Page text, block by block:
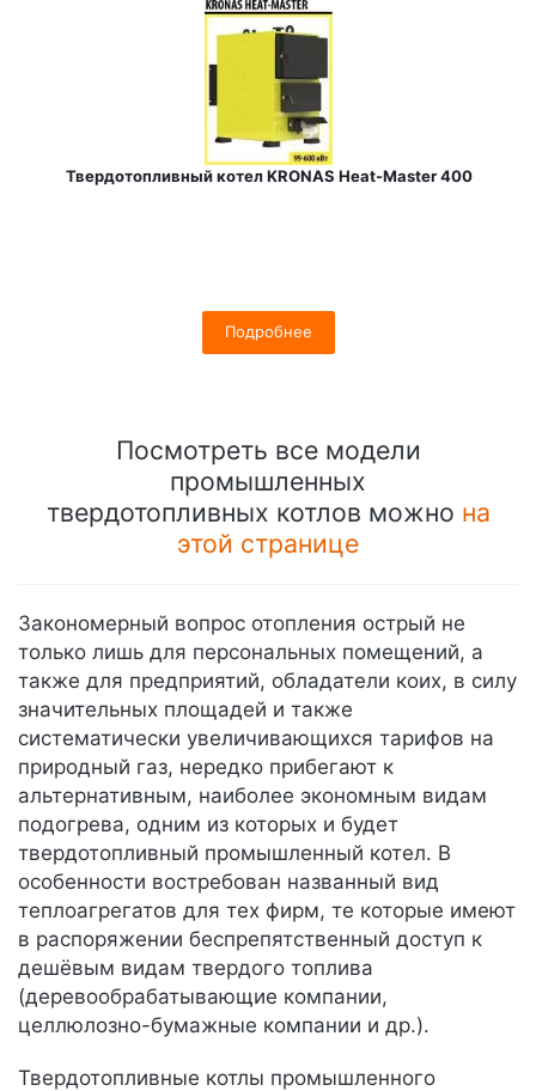
Твердотопливный котел KRONAS Heat-Master 400
Подробнее
Посмотреть все модели
промышленных
твердотопливных котлов можно на
этой странице
Закономерный вопрос отопления острый не
только лишь для персональных помещений, а
также для предприятий, обладатели коих, в силу
значительных площадей и также
систематически увеличивающихся тарифов на
природный газ, нередко прибегают к
альтернативным, наиболее экономным видам
подогрева, одним из которых и будет
твердотопливный промышленный котел. В
особенности востребован названный вид
теплоагрегатов для тех фирм, те которые имеют
в распоряжении беспрепятственный доступ к
дешёвым видам твердого топлива
(деревообрабатывающие компании,
целлюлозно-бумажные компании и др.).
Твердотопливные котлы промышленного